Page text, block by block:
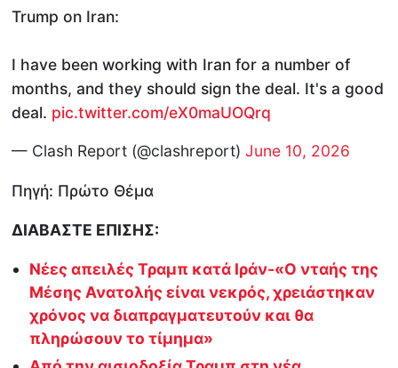
Trump on Iran:
I have been working with Iran for a number of
months, and they should sign the deal. It's a good
deal. pic.twitter.com/eX0maUOQrq
— Clash Report (@clashreport)June 10, 2026
Πηγή: Πρώτο Θέμα
ΔΙΑΒΑΣΤΕ ΕΠΙΣΗΣ:
Νέες απειλές Τραμπ κατά Ιράν-«Ο νταής της
Μέσης Ανατολής είναι νεκρός, χρειάστηκαν
χρόνος να διαπραγματευτούν και θα
πληρώσουν το τίμημα»